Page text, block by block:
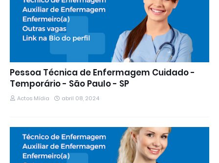
Pessoa Técnica de Enfermagem Cuidado -
Temporário - São Paulo - SP
Actos Mídia abril 08, 2024